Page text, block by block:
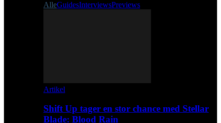
AlleGuidesInterviewsPreviews
Artikel
Shift Up tager en stor chance med Stellar
Blade: Blood Rain